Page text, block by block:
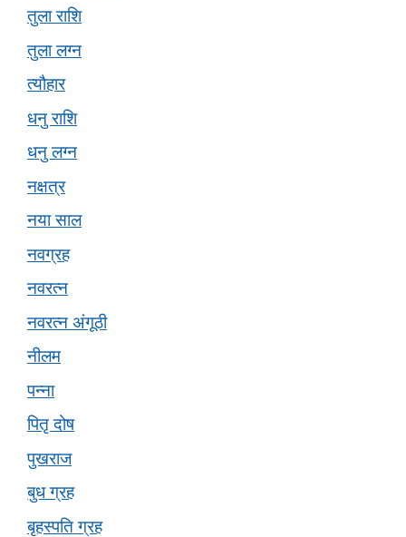
तुला राशि
तुला लग्न
त्यौहार
धनु राशि
धनु लग्न
नक्षत्र
नया साल
नवग्रह
नवरत्न
नवरत्न अंगूठी
नीलम
पन्ना
पितृ दोष
पुखराज
बुध ग्रह
बृहस्पति ग्रह